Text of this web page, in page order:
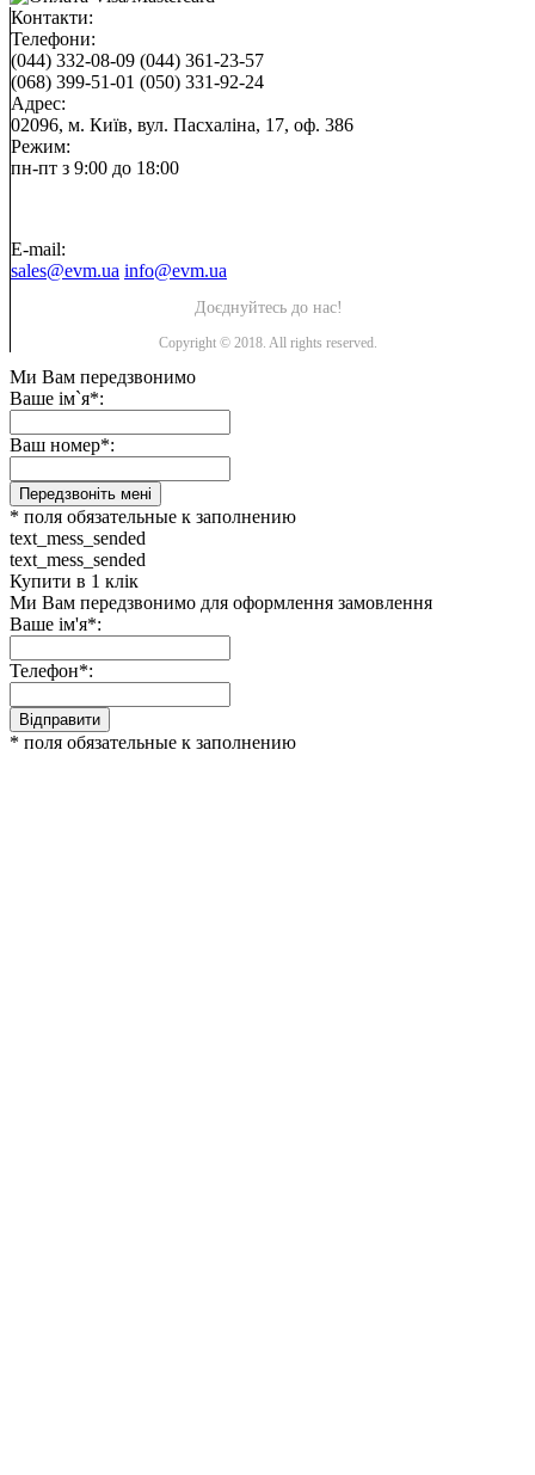
Контакти:
Телефони:
(044) 332-08-09 (044) 361-23-57
(068) 399-51-01 (050) 331-92-24
Адрес:
02096, м. Київ, вул. Пасхаліна, 17, оф. 386
Режим:
пн-пт з 9:00 до 18:00
E-mail:
sales@evm.ua info@evm.ua
Доєднуйтесь до нас!
Copyright © 2018. All rights reserved.
Ми Вам передзвонимо
Ваше ім`я*:
Ваш номер*:
Передзвоніть мені
* поля обязательные к заполнению
text_mess_sended
text_mess_sended
Купити в 1 клік
Ми Вам передзвонимо для оформлення замовлення
Ваше ім'я*:
Телефон*:
Відправити
* поля обязательные к заполнению